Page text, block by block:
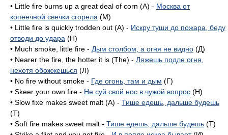
• Little fire burns up a great deal of corn (A) - Москва от
копеечной свечки сгорела (M)
• Little fire is quickly trodden out (A) - Искру туши до пожара, беду
отводи до удара (H)
• Much smoke, little fire - Дым столбом, а огня не видно (Д)
• Nearer the fire, the hotter it is (The) - Ляжешь подле огня,
нехотя обожжешься (Л)
• No fire without smoke - Где огонь, там и дым (Г)
• Skeer your own fire - Не суй свой нос в чужой вопрос (H)
• Slow fixe makes sweet malt (A) - Тише едешь, дальше будешь
(T)
• Soft fire makes sweet malt - Тише едешь, дальше будешь (T)